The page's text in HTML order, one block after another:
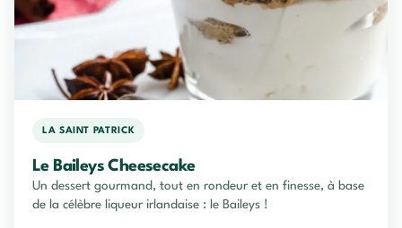
LA SAINT PATRICK
Le Baileys Cheesecake
Un dessert gourmand, tout en rondeur et en finesse, à base
de la célèbre liqueur irlandaise : le Baileys !